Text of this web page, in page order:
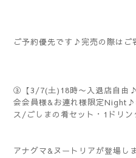
ご予約優先です♪完売の際は
③【3/7(土)18時〜入退店自由
会会員様&お連れ様限定Night♪
ス/ごしまの肴セット・1ドリ
アナグマ&ヌートリアが登場し